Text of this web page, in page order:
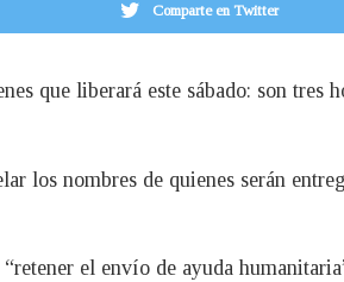
Comparte en Twitter
que liberará este sábado: son tres
los nombres de quienes serán
el envío de ayuda